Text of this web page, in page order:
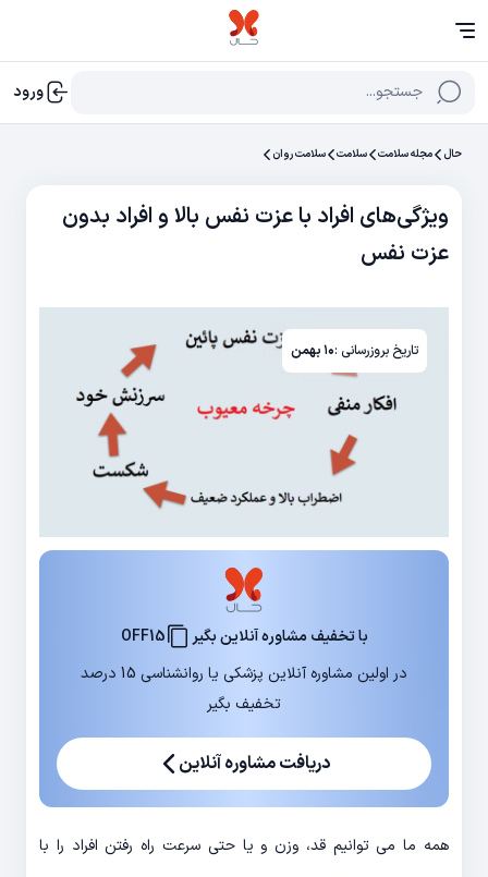
جستجو... ورود
حال مجله سلامت سلامت سلامت روان
ویژگی‌های افراد با عزت نفس بالا و افراد بدون
عزت نفس
تاریخ بروزرسانی :۱۰ بهمن
با تخفیف مشاوره آنلاین بگیر
OFF15
در اولین مشاوره آنلاین پزشکی یا روانشناسی 15 درصد
تخفیف بگیر
دریافت مشاوره آنلاین
همه ما می توانیم قد، وزن و یا حتی سرعت راه رفتن افراد را با